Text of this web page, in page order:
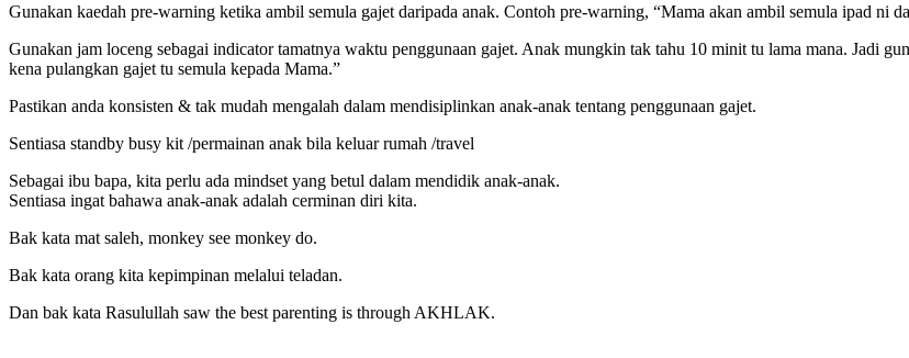
Gunakan kaedah pre-warning ketika ambil semula gajet daripada anak. Contoh pre-warning, “Mama akan ambil semula ipad ni
Gunakan jam loceng sebagai indicator tamatnya waktu penggunaan gajet. Anak mungkin tak tahu 10 minit tu lama mana. Jadi
kena pulangkan gajet tu semula kepada Mama.”
Pastikan anda konsisten & tak mudah mengalah dalam mendisiplinkan anak-anak tentang penggunaan gajet.
Sentiasa standby busy kit /permainan anak bila keluar rumah /travel
Sebagai ibu bapa, kita perlu ada mindset yang betul dalam mendidik anak-anak.
Sentiasa ingat bahawa anak-anak adalah cerminan diri kita.
Bak kata mat saleh, monkey see monkey do.
Bak kata orang kita kepimpinan melalui teladan.
Dan bak kata Rasulullah saw the best parenting is through AKHLAK.